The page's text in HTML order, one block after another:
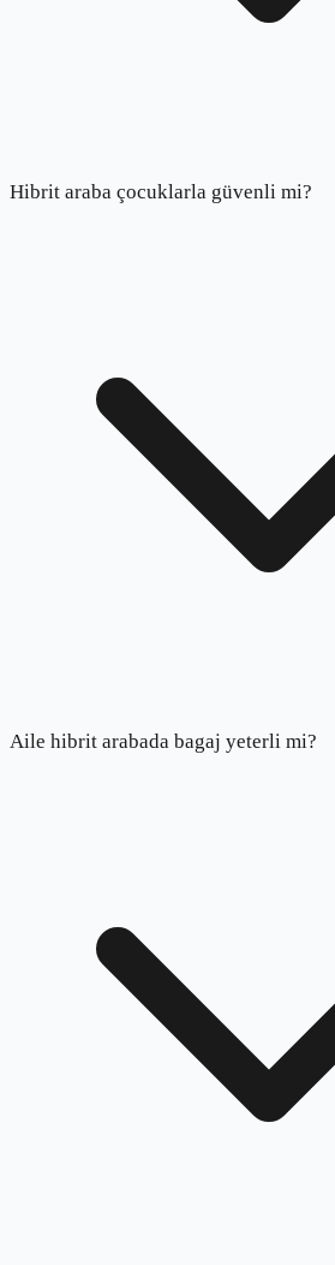
Hibrit araba çocuklarla güvenli mi?
Aile hibrit arabada bagaj yeterli mi?